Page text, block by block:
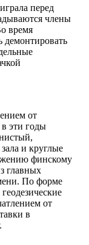
перед
члены
время
от
эти годы
и круглые
финскому
главных
По форме
от
в